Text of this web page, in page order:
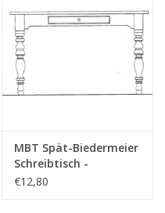
"Lakerveldtekeningen" sehe
MBT Spät-Biedermeier
Schreibtisch -
Bauzeichnung
€12,80